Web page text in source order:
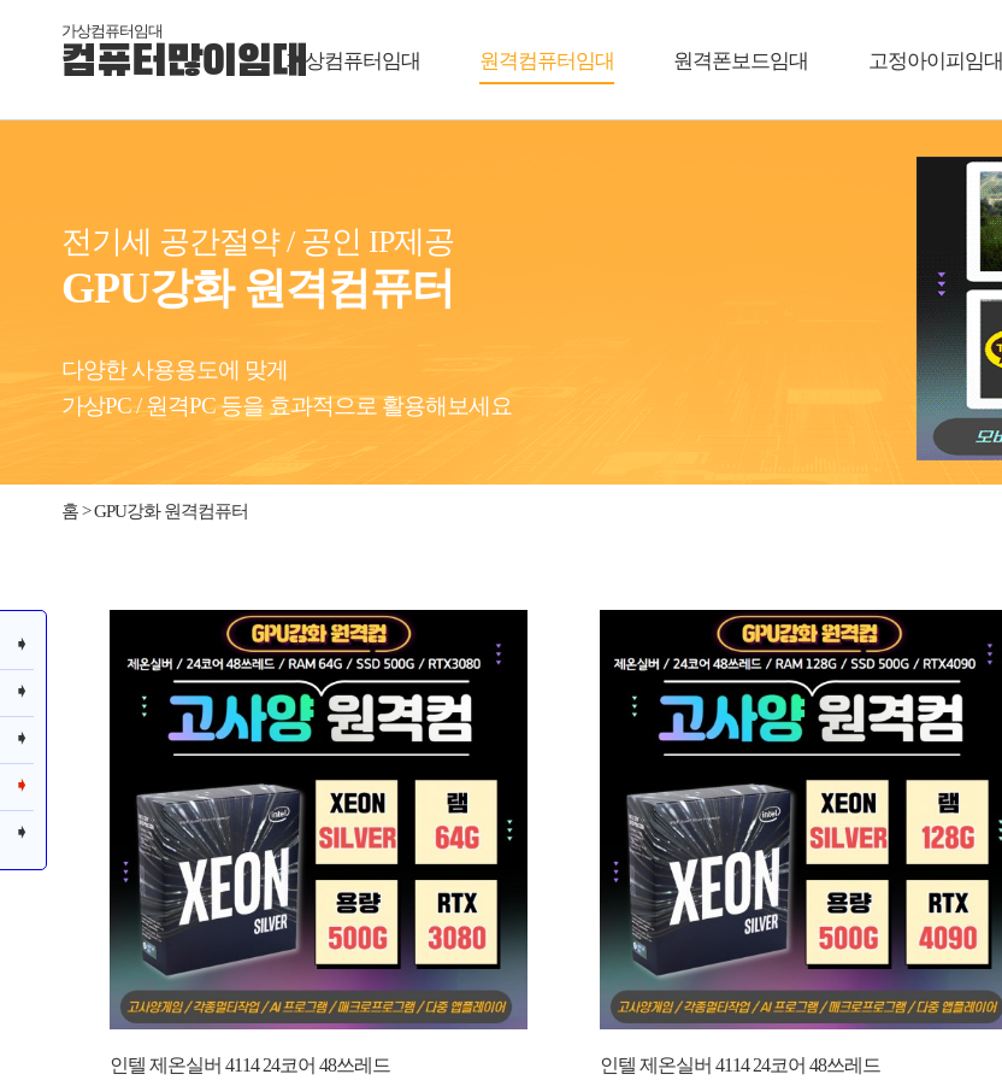
가상컴퓨터임대
컴퓨터많이임대가상컴퓨터임대 원격컴퓨터임대 원격폰보드임대 고정아이피임대
전기세 공간절약 / 공인 IP제공
GPU강화 원격컴퓨터
다양한 사용용도에 맞게
가상PC / 원격PC 등을 효과적으로 활용해보세요
홈 > GPU강화 원격컴퓨터
인텔 제온실버 4114 24코어 48쓰레드 인텔 제온실버 4114 24코어 48쓰레드